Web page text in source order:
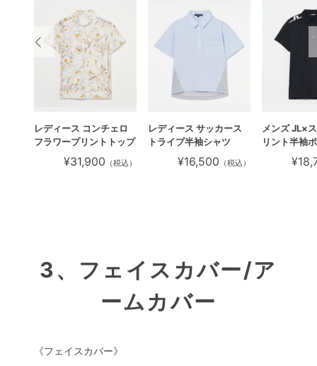
レディース コンチェロ
フラワープリントトップ
¥31,900 （税込）
レディース サッカース
トライプ半袖シャツ
¥16,500 （税込）
メンズ JL×
リント半袖
3、フェイスカバー/ア
ームカバー
《フェイスカバー》